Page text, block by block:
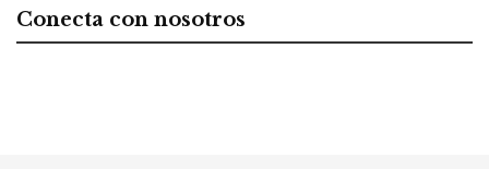
Conecta con nosotros